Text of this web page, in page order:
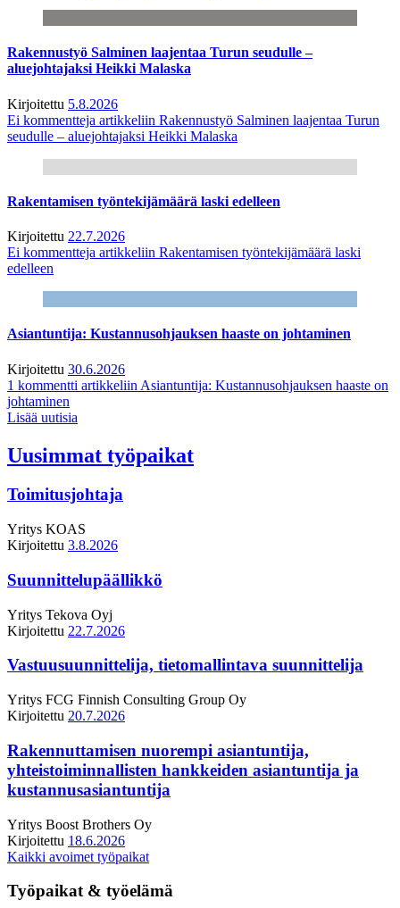
Rakennustyö Salminen laajentaa Turun seudulle –
aluejohtajaksi Heikki Malaska
Kirjoitettu 5.8.2026
Ei kommentteja artikkeliin Rakennustyö Salminen laajentaa Turun
seudulle – aluejohtajaksi Heikki Malaska
Rakentamisen työntekijämäärä laski edelleen
Kirjoitettu 22.7.2026
Ei kommentteja artikkeliin Rakentamisen työntekijämäärä laski
edelleen
Asiantuntija: Kustannusohjauksen haaste on johtaminen
Kirjoitettu 30.6.2026
1 kommentti artikkeliin Asiantuntija: Kustannusohjauksen haaste on
johtaminen
Lisää uutisia
Uusimmat työpaikat
Toimitusjohtaja
Yritys KOAS
Kirjoitettu 3.8.2026
Suunnittelupäällikkö
Yritys Tekova Oyj
Kirjoitettu 22.7.2026
Vastuusuunnittelija, tietomallintava suunnittelija
Yritys FCG Finnish Consulting Group Oy
Kirjoitettu 20.7.2026
Rakennuttamisen nuorempi asiantuntija,
yhteistoiminnallisten hankkeiden asiantuntija ja
kustannusasiantuntija
Yritys Boost Brothers Oy
Kirjoitettu 18.6.2026
Kaikki avoimet työpaikat
Työpaikat & työelämä